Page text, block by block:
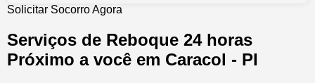
Solicitar Socorro Agora
Serviços de Reboque 24 horas
Próximo a você em Caracol - PI